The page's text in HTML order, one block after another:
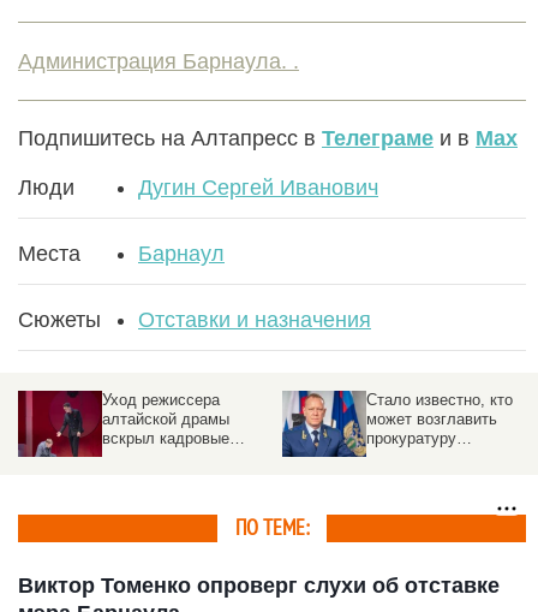
Администрация Барнаула. .
Подпишитесь на Алтапресс в Телеграме и в Max
Люди Дугин Сергей Иванович
Места Барнаул
Сюжеты Отставки и назначения
Уход режиссера
алтайской драмы
вскрыл кадровые
Стало известно, кто
может возглавить
прокуратуру
ПО ТЕМЕ:
Виктор Томенко опроверг слухи об отставке